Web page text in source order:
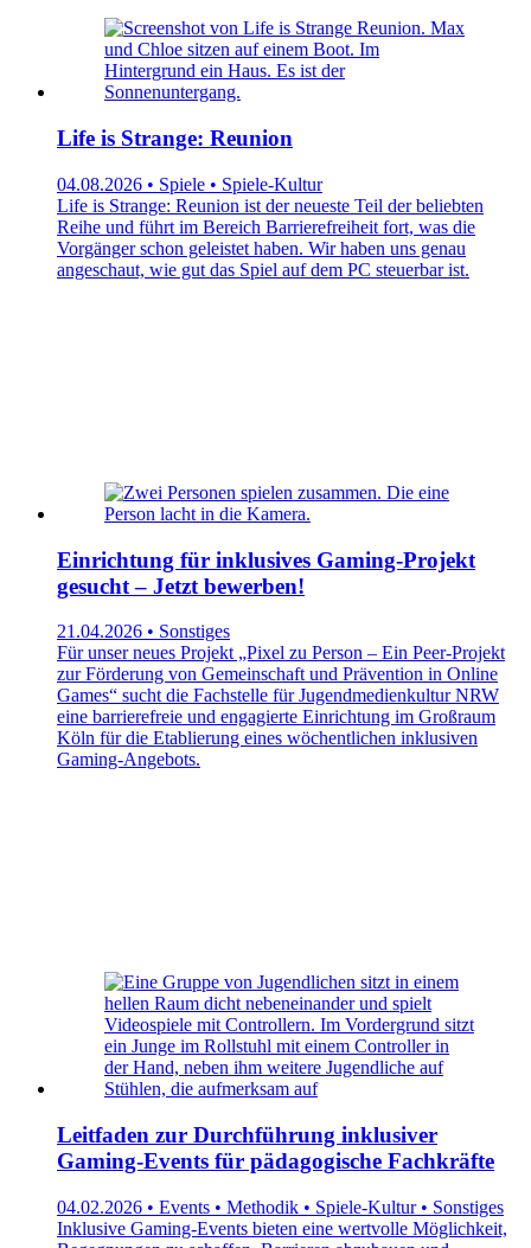
Life is Strange: Reunion
04.08.2026 • Spiele • Spiele-Kultur
Life is Strange: Reunion ist der neueste Teil der beliebten
Reihe und führt im Bereich Barrierefreiheit fort, was die
Vorgänger schon geleistet haben. Wir haben uns genau
angeschaut, wie gut das Spiel auf dem PC steuerbar ist.
Einrichtung für inklusives Gaming-Projekt
gesucht – Jetzt bewerben!
21.04.2026 • Sonstiges
Für unser neues Projekt „Pixel zu Person – Ein Peer-Projekt
zur Förderung von Gemeinschaft und Prävention in Online
Games“ sucht die Fachstelle für Jugendmedienkultur NRW
eine barrierefreie und engagierte Einrichtung im Großraum
Köln für die Etablierung eines wöchentlichen inklusiven
Gaming-Angebots.
Leitfaden zur Durchführung inklusiver
Gaming-Events für pädagogische Fachkräfte
04.02.2026 • Events • Methodik • Spiele-Kultur • Sonstiges
Inklusive Gaming-Events bieten eine wertvolle Möglichkeit,